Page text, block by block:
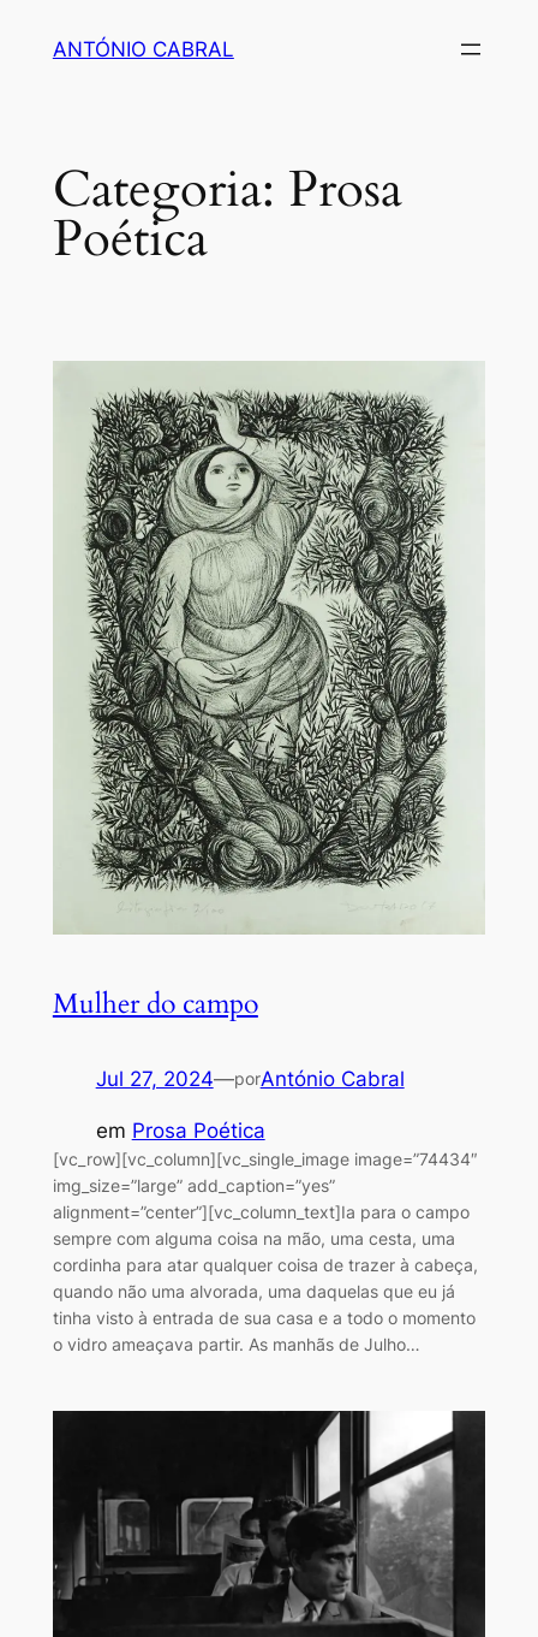
ANTÓNIO CABRAL
Categoria: Prosa
Poética
Mulher do campo
Jul 27, 2024—porAntónio Cabral
em Prosa Poética
[vc_row][vc_column][vc_single_image image=”74434″
img_size=”large” add_caption=”yes”
alignment=”center”][vc_column_text]Ia para o campo
sempre com alguma coisa na mão, uma cesta, uma
cordinha para atar qualquer coisa de trazer à cabeça,
quando não uma alvorada, uma daquelas que eu já
tinha visto à entrada de sua casa e a todo o momento
o vidro ameaçava partir. As manhãs de Julho…